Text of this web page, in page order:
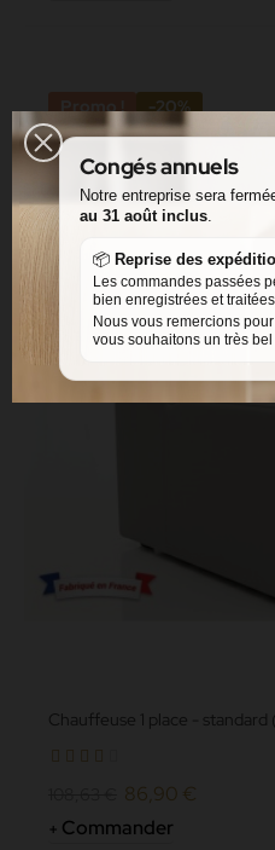
Promo ! -20%
Chauffeuse 1 place -
86,90 €
Commander
Congés annuels
Notre entreprise sera
au 31 août inclus.
📦 Reprise des
Les commandes passées
bien enregistrées et
Nous vous remercions
vous souhaitons un très bel